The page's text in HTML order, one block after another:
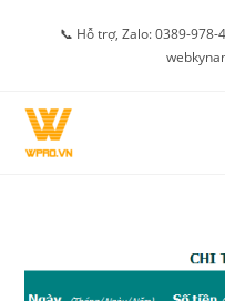
📞 Hỗ trợ, Zalo: 0389-